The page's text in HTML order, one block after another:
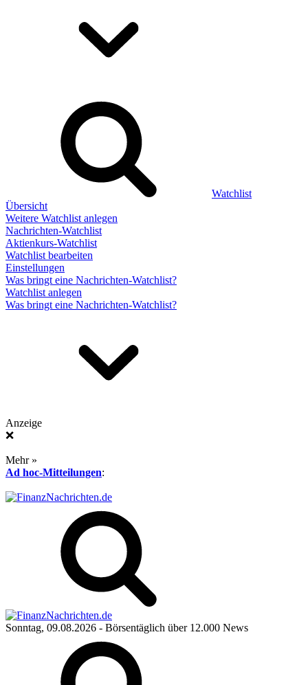
Watchlist
Übersicht
Weitere Watchlist anlegen
Nachrichten-Watchlist
Aktienkurs-Watchlist
Watchlist bearbeiten
Einstellungen
Was bringt eine Nachrichten-Watchlist?
Watchlist anlegen
Was bringt eine Nachrichten-Watchlist?
Anzeige
❌
Mehr »
Ad hoc-Mitteilungen:
Sonntag, 09.08.2026 - Börsentäglich über 12.000 News